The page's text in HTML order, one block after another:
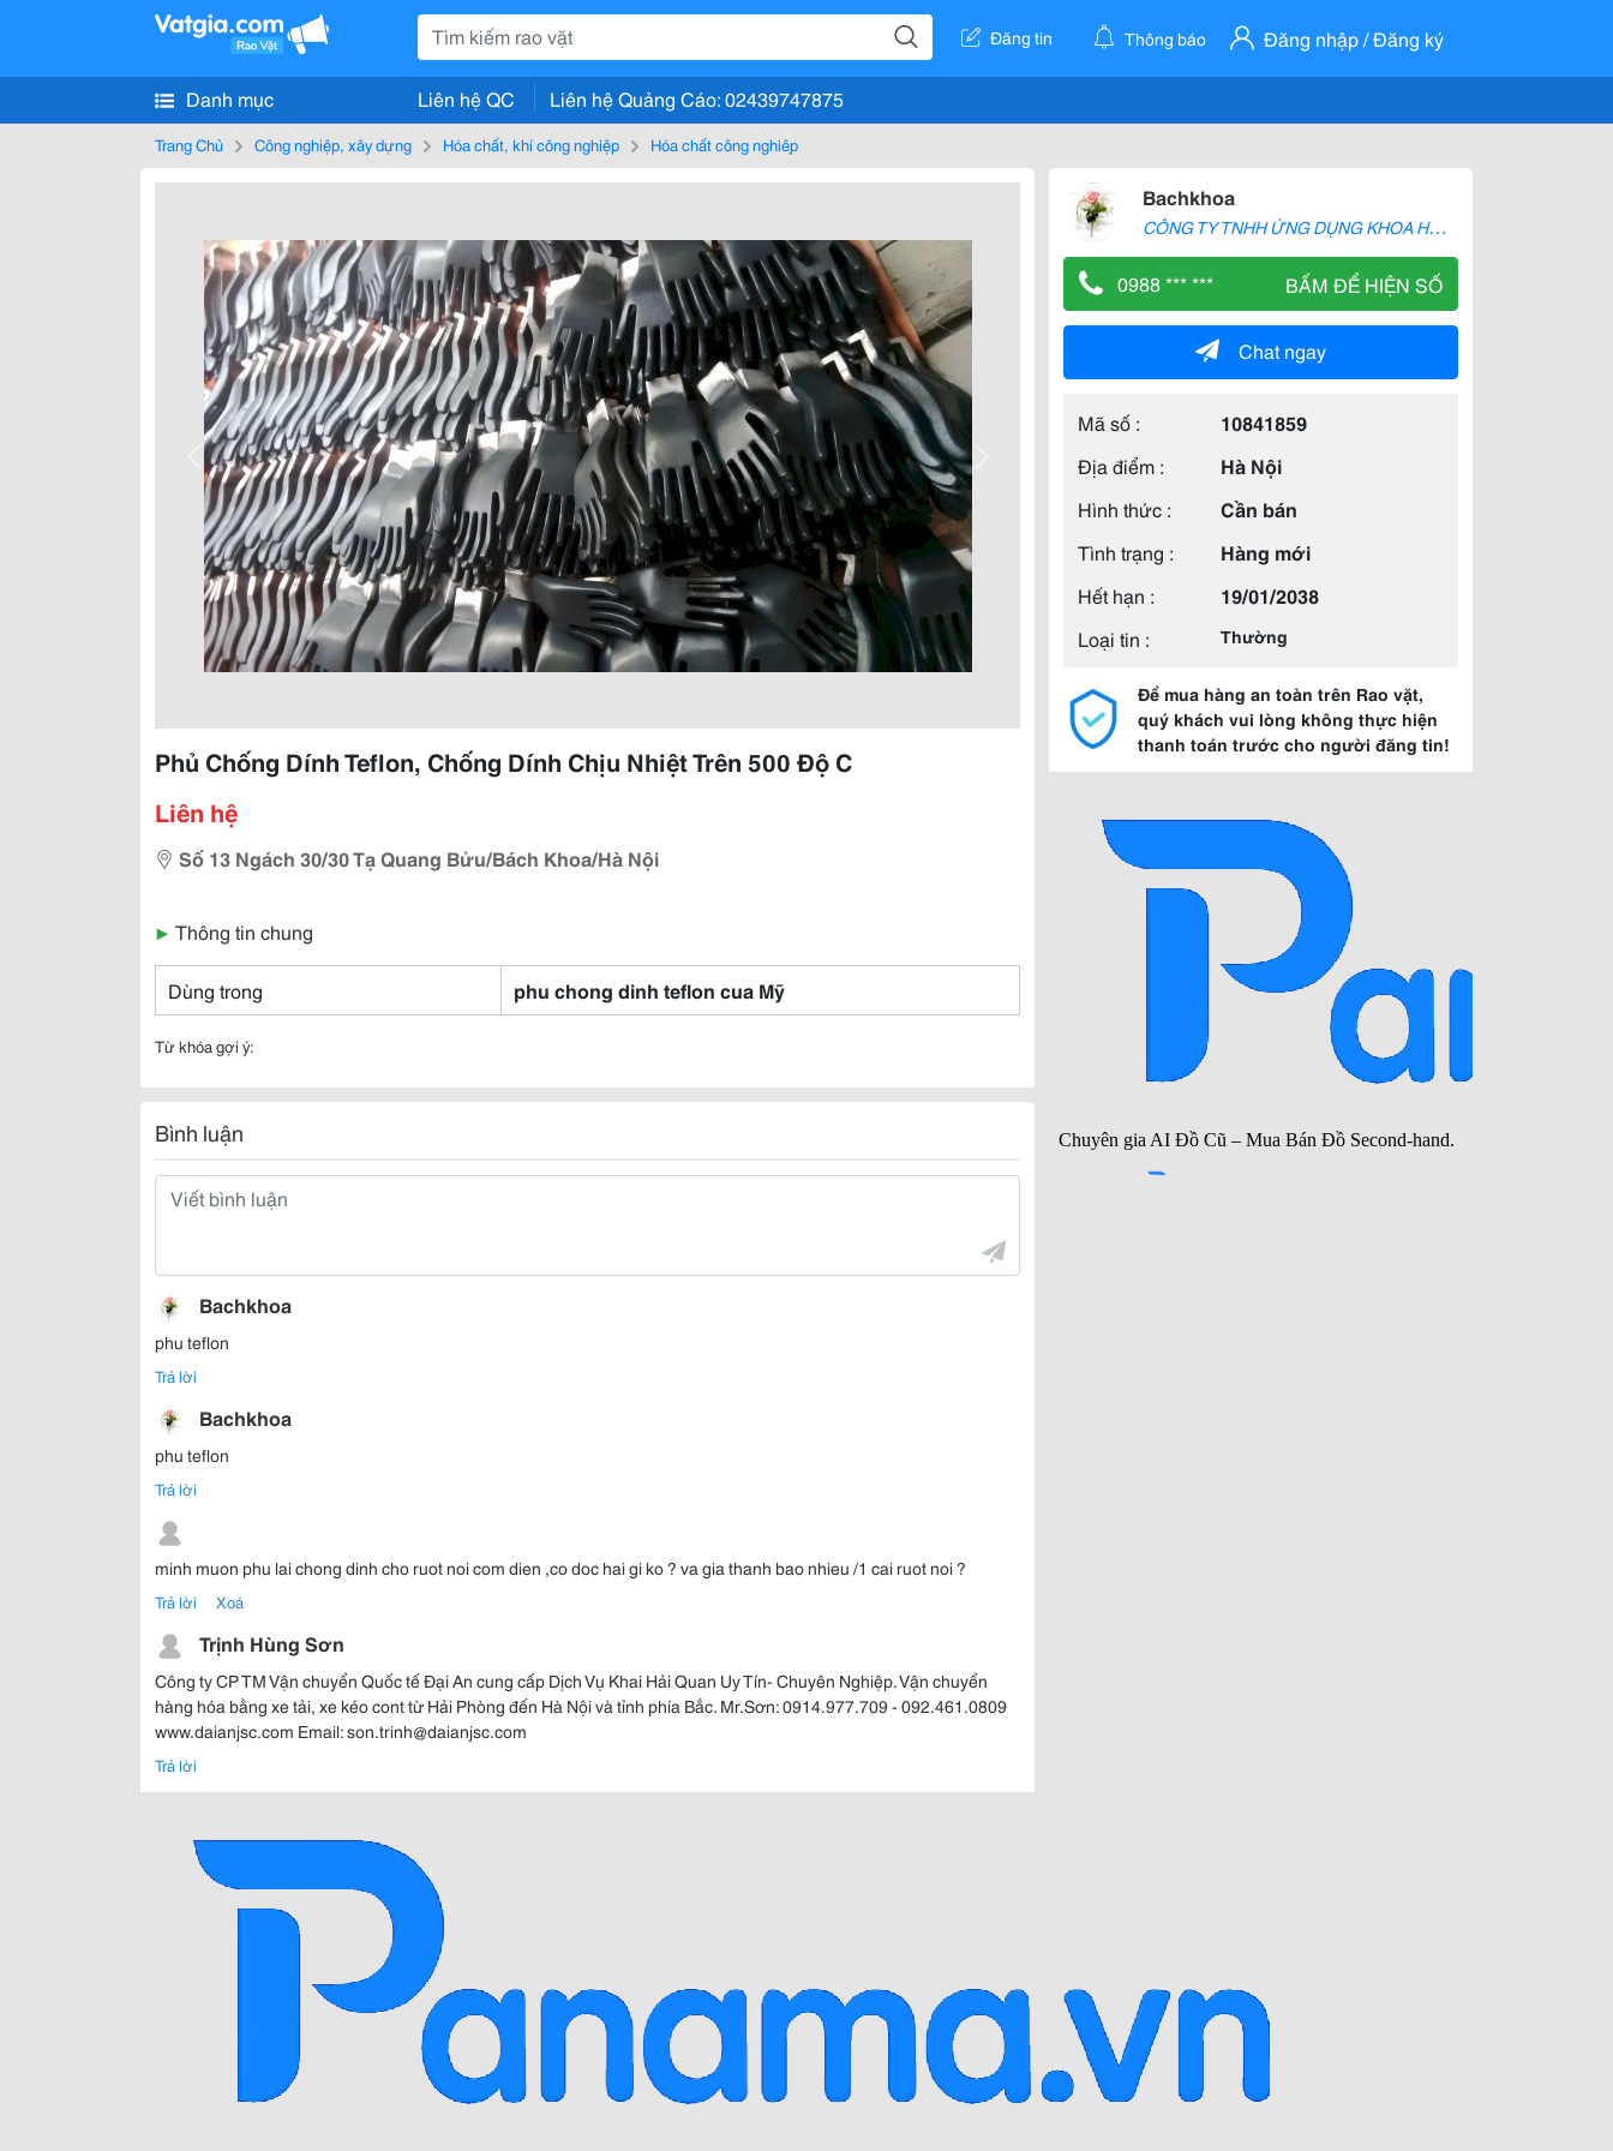
Đăng tin Thông báo Đăng nhập / Đăng ký
Danh mục Liên hệ QC Liên hệ Quảng Cáo: 02439747875
Trang Chủ Công nghiệp, xây dựng Hóa chất, khí công nghiệp Hóa chất công nghiệp
Phủ Chống Dính Teflon, Chống Dính Chịu Nhiệt Trên 500 Độ C
Liên hệ
Số 13 Ngách 30/30 Tạ Quang Bửu/Bách Khoa/Hà Nội
▶ Thông tin chung
Dùng trong phu chong dinh teflon cua Mỹ
Từ khóa gợi ý:
Bình luận
Bachkhoa
phu teflon
Trả lời
Bachkhoa
phu teflon
Trả lời
minh muon phu lai chong dinh cho ruot noi com dien ,co doc hai gi ko ? va gia thanh bao nhieu /1 cai ruot noi ?
Trả lời Xoá
Trịnh Hùng Sơn
Công ty CP TM Vận chuyển Quốc tế Đại An cung cấp Dịch Vụ Khai Hải Quan Uy Tín- Chuyên Nghiệp. Vận chuyển
hàng hóa bằng xe tải, xe kéo cont từ Hải Phòng đến Hà Nội và tỉnh phía Bắc. Mr.Sơn: 0914.977.709 - 092.461.0809
www.daianjsc.com Email: son.trinh@daianjsc.com
Trả lời
Bachkhoa
C
ÔNG TY TNHH ỨNG DỤNG KHOA HỌC QUỐC TẾ BÁCH KHOA JAVIN
0988 *** *** BẤM ĐỂ HIỆN SỐ
Chat ngay
Mã số :
10841859
Địa điểm :
Hà Nội
Hình thức :
Cần bán
Tình trạng :
Hàng mới
Hết hạn :
19/01/2038
Loại tin :
Thường
Để mua hàng an toàn trên Rao vặt,
quý khách vui lòng không thực hiện
thanh toán trước cho người đăng tin!